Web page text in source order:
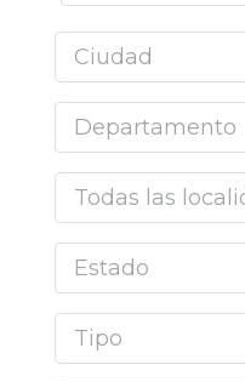
Ciudad
Departamento
Todas las
Estado
Tipo